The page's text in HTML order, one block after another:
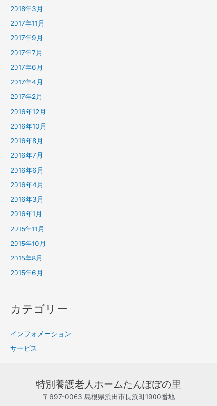
2018年3月
2017年11月
2017年9月
2017年7月
2017年6月
2017年4月
2017年2月
2016年12月
2016年10月
2016年8月
2016年7月
2016年6月
2016年4月
2016年3月
2016年1月
2015年11月
2015年10月
2015年8月
2015年6月
カテゴリー
インフォメーション
サービス
特別養護老人ホームたんぽぽの里
〒697-0063 島根県浜田市長浜町1900番地